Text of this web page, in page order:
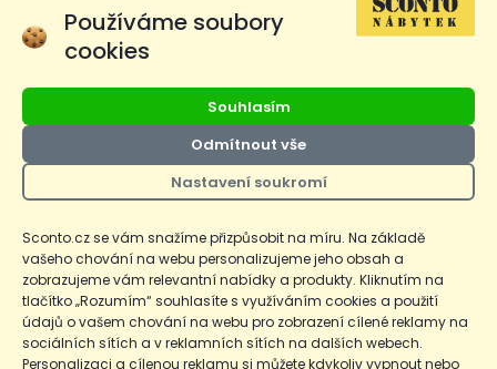
Přejít naSconto.sk
Ceny produktů na e-shopu sconto.cz jsou označeny následovně. Běžná
cena je cena bez označení, *Cena pro členy SCONTO Clubu, **Akční
cena pro členy SCONTO Clubu, ***Akční cena, # Nejnižší cena za 30
uvedená Běžná cena současně i nejnižší za 30 dní, pokud není Nejnižší
Běžná cena za 30 dní uvedena samostatně na detailu produktu.
CopyrightOchrana osobních údajůCookiesNastavení cookies
© 2026 SCONTO Nábytek s.r.o.
Používáme soubory
cookies
Souhlasím
Odmítnout vše
Nastavení soukromí
Sconto.cz se vám snažíme přizpůsobit na míru. Na základě
vašeho chování na webu personalizujeme jeho obsah a
zobrazujeme vám relevantní nabídky a produkty. Kliknutím na
tlačítko „Rozumím“ souhlasíte s využíváním cookies a použití
údajů o vašem chování na webu pro zobrazení cílené reklamy na
sociálních sítích a v reklamních sítích na dalších webech.
Personalizaci a cílenou reklamu si můžete kdykoliv vypnout nebo